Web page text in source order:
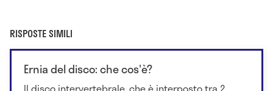
RISPOSTE SIMILI
Ernia del disco: che cos'è?